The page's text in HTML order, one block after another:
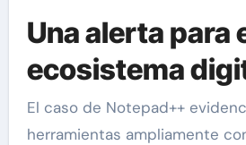
Una alerta para
ecosistema
El caso de Notepad++
herramientas ampliamente